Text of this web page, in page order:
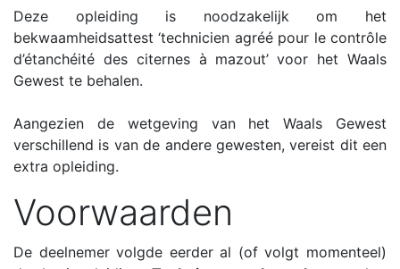
Deze opleiding is noodzakelijk om het
bekwaamheidsattest ‘technicien agréé pour le contrôle
d’étanchéité des citernes à mazout’ voor het Waals
Gewest te behalen.
Aangezien de wetgeving van het Waals Gewest
verschillend is van de andere gewesten, vereist dit een
extra opleiding.
Voorwaarden
De deelnemer volgde eerder al (of volgt momenteel)